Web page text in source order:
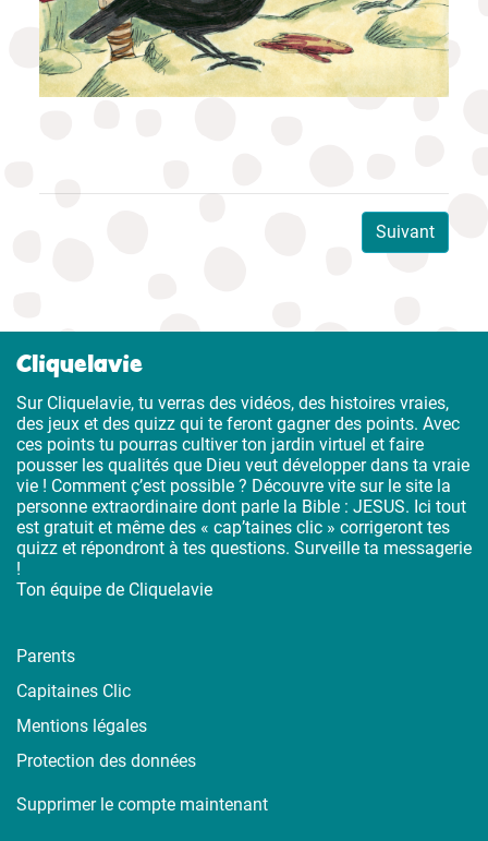
Suivant
Cliquelavie
Sur Cliquelavie, tu verras des vidéos, des histoires vraies,
des jeux et des quizz qui te feront gagner des points. Avec
ces points tu pourras cultiver ton jardin virtuel et faire
pousser les qualités que Dieu veut développer dans ta vraie
vie ! Comment ç’est possible ? Découvre vite sur le site la
personne extraordinaire dont parle la Bible : JESUS. Ici tout
est gratuit et même des « cap’taines clic » corrigeront tes
quizz et répondront à tes questions. Surveille ta messagerie
!
Ton équipe de Cliquelavie
Parents
Capitaines Clic
Mentions légales
Protection des données
Supprimer le compte maintenant